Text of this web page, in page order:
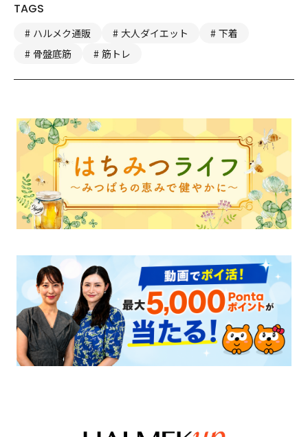
TAGS
ハルメク通販 大人ダイエット
下着
骨盤底筋
筋トレ